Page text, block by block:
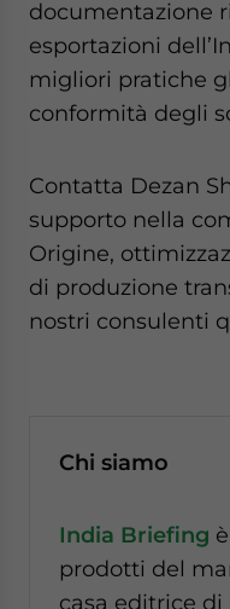
documentazione
esportazioni
migliori pratiche
conformità degli
Contatta Dezan
supporto nella
Origine,
di produzione
nostri consulenti
Chi siamo
India Briefing
prodotti del
casa editrice di